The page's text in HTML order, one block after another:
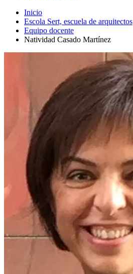
Inicio
Escola Sert, escuela de arquitectos
Equipo docente
Natividad Casado Martínez